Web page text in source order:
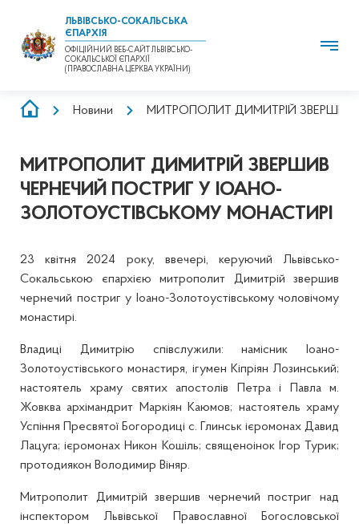
ЛЬВІВСЬКО-СОКАЛЬСЬКА
ЄПАРХІЯ
ОФІЦІЙНИЙ ВЕБ-САЙТ ЛЬВІВСЬКО-
СОКАЛЬСЬКОЇ ЄПАРХІЇ
(ПРАВОСЛАВНА ЦЕРКВА УКРАЇНИ)
РЯДОК
Новини МИТРОПОЛИТ ДИМИТРІЙ ЗВЕРШИВ
МИТРОПОЛИТ ДИМИТРІЙ ЗВЕРШИВ
ЧЕРНЕЧИЙ ПОСТРИГ У ІОАНО-
ЗОЛОТОУСТІВСЬКОМУ МОНАСТИРІ
23 квітня 2024 року, ввечері, керуючий Львівсько-
Сокальською єпархією митрополит Димитрій звершив
чернечий постриг у Іоано-Золотоустівському чоловічому
монастирі.
Владиці Димитрію співслужили: намісник Іоано-
Золотоустівського монастиря, ігумен Кіпріян Лозинський;
настоятель храму святих апостолів Петра і Павла м.
Жовква архімандрит Маркіян Каюмов; настоятель храму
Успіння Пресвятої Богородиці с. Глинськ ієромонах Давид
Лацуга; ієромонах Никон Кошіль; священоінок Ігор Турик;
протодиякон Володимир Віняр.
Митрополит Димитрій звершив чернечий постриг над
інспектором Львівської Православної Богословської